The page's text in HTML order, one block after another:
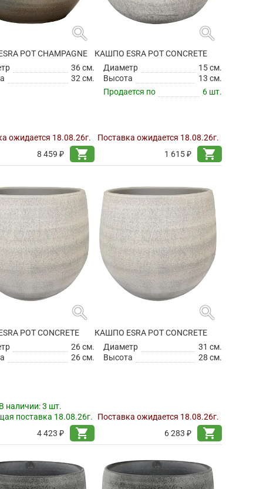
search
POT CHAMPAGNE
36 см.
32 см.
ожидается 18.08.26г.
8 459 ₽
shopping_cart
search
КАШПО ESRA POT CONCRETE
Диаметр
15 см.
Высота
13 см.
Продается по
6 шт.
Поставка ожидается 18.08.26г.
1 615 ₽
shopping_cart
search
POT CONCRETE
26 см.
26 см.
наличии:3 шт.
поставка 18.08.26г.
4 423 ₽
shopping_cart
search
КАШПО ESRA POT CONCRETE
Диаметр
31 см.
Высота
28 см.
Поставка ожидается 18.08.26г.
6 283 ₽
shopping_cart